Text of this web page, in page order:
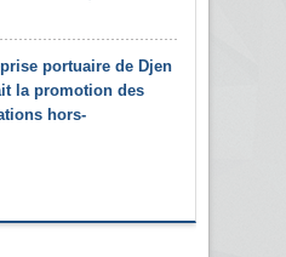
portuaire de Djen
la promotion des
hors-